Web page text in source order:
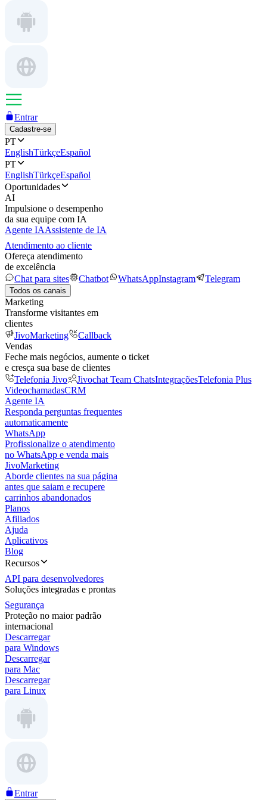
Entrar
Cadastre-se
PT
EnglishTürkçeEspañol
PT
EnglishTürkçeEspañol
Oportunidades
AI
Impulsione o desempenho
da sua equipe com IA
Agente IAAssistente de IA
Atendimento ao cliente
Ofereça atendimento
de excelência
Chat para sites
Chatbot WhatsAppInstagram Telegram
Todos os canais
Marketing
Transforme visitantes em
clientes
JivoMarketing
Callback
Vendas
Feche mais negócios, aumente o ticket
e cresça sua base de clientes
Telefonia Jivo
Jivochat Team ChatsIntegraçõesTelefonia Plus
VideochamadasCRM
Agente IA
Responda perguntas frequentes
automaticamente
WhatsApp
Profissionalize o atendimento
no WhatsApp e venda mais
JivoMarketing
Aborde clientes na sua página
antes que saiam e recupere
carrinhos abandonados
Planos
Afiliados
Ajuda
Aplicativos
Blog
Recursos
API para desenvolvedores
Soluções integradas e prontas
Segurança
Proteção no maior padrão
internacional
Descarregar
para Windows
Descarregar
para Mac
Descarregar
para Linux
Entrar